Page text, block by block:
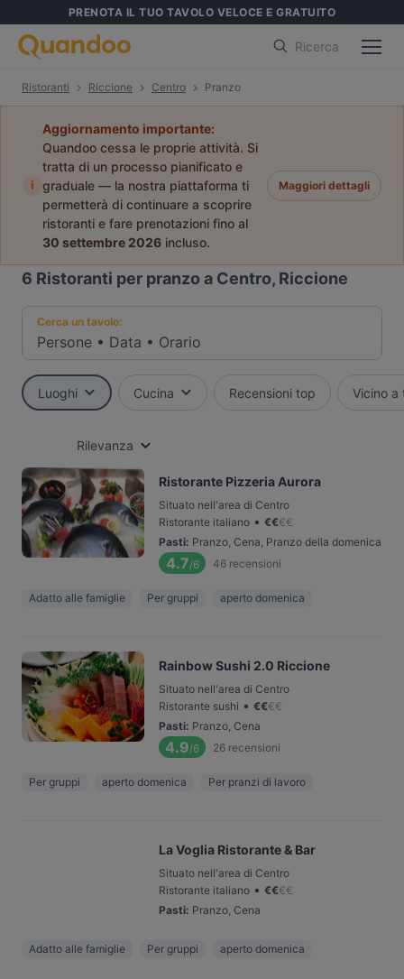
PRENOTA IL TUO TAVOLO VELOCE E GRATUITO
Ricerca
Ristoranti Riccione Centro Pranzo
i
Aggiornamento importante:
Quandoo cessa le proprie attività. Si
tratta di un processo pianificato e
graduale — la nostra piattaforma ti
permetterà di continuare a scoprire
ristoranti e fare prenotazioni fino al
30 settembre 2026 incluso.
Maggiori dettagli
6 Ristoranti per pranzo a Centro, Riccione
Cerca un tavolo:
Persone • Data • Orario
Luoghi Cucina Recensioni top Vicino a
Rilevanza
Ristorante Pizzeria Aurora
Situato nell'area di Centro
Ristorante italiano • €€€€
Pasti: Pranzo, Cena, Pranzo della domenica
4.7/6 46 recensioni
Adatto alle famiglie Per gruppi aperto domenica
Rainbow Sushi 2.0 Riccione
Situato nell'area di Centro
Ristorante sushi • €€€€
Pasti: Pranzo, Cena
4.9/6 26 recensioni
Per gruppi aperto domenica Per pranzi di lavoro
La Voglia Ristorante & Bar
Situato nell'area di Centro
Ristorante italiano • €€€€
Pasti: Pranzo, Cena
Adatto alle famiglie Per gruppi aperto domenica